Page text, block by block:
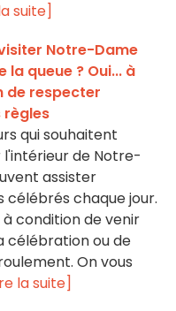
suite]
Notre-Dame
la queue ? Oui... à
de respecter
règles
qui souhaitent
de Notre-
assister
chaque jour.
condition de venir
célébration ou de
On vous
la suite]